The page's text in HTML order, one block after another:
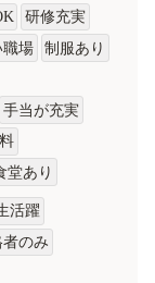
研修充実
職場
制服あり
手当が充実
堂あり
活躍
のみ